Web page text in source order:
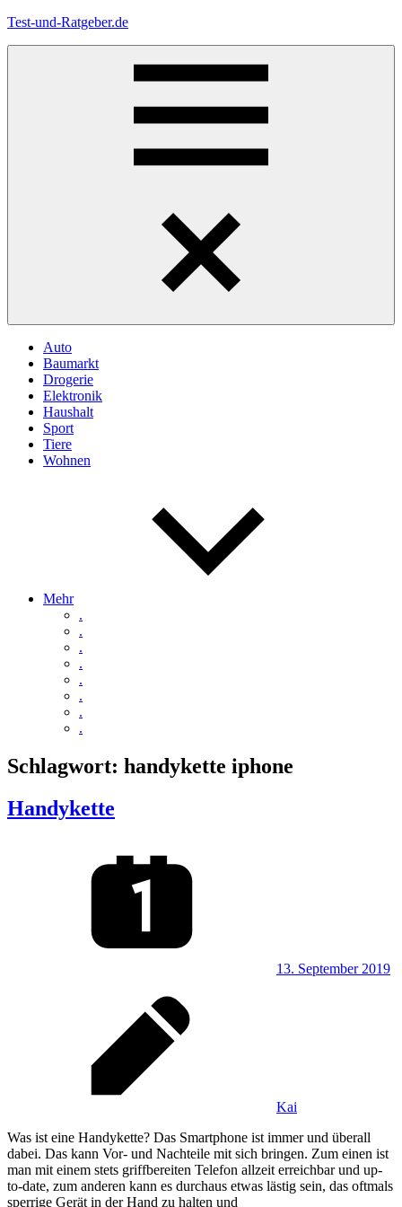
Zum
Test-und-Ratgeber.de
Auto
Baumarkt
Drogerie
Elektronik
Haushalt
Sport
Tiere
Wohnen
Mehr
.
.
.
.
.
.
.
.
Schlagwort: handykette iphone
Handykette
13. September 2019
Kai
Was ist eine Handykette? Das Smartphone ist immer und überall
dabei. Das kann Vor- und Nachteile mit sich bringen. Zum einen ist
man mit einem stets griffbereiten Telefon allzeit erreichbar und up-
to-date, zum anderen kann es durchaus etwas lästig sein, das oftmals
sperrige Gerät in der Hand zu halten und